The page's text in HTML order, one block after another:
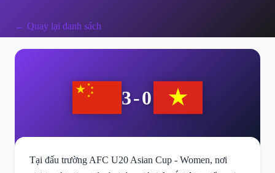
← Quay lại danh sách
3-0
Tại đấu trường AFC U20 Asian Cup - Women, nơi